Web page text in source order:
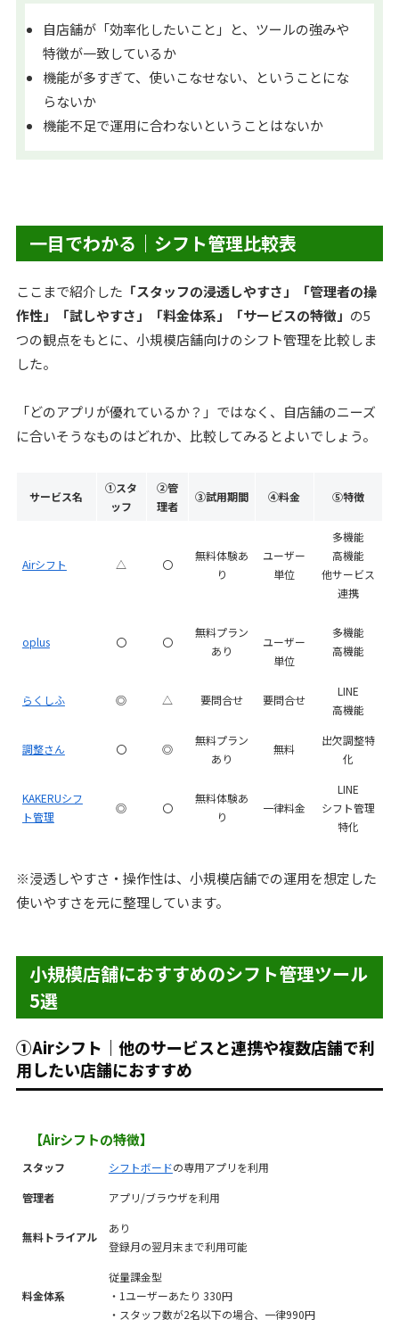
自店舗が「効率化したいこと」と、ツールの強みや
特徴が一致しているか
機能が多すぎて、使いこなせない、ということにな
らないか
機能不足で運用に合わないということはないか
一目でわかる｜シフト管理比較表
ここまで紹介した 「スタッフの浸透しやすさ」「管理者の操
作性」「試しやすさ」「料金体系」「サービスの特徴」 の5
つの観点をもとに、小規模店舗向けのシフト管理を比較しま
した。
「どのアプリが優れているか？」ではなく、自店舗のニーズ
に合いそうなものはどれか、比較してみるとよいでしょう。
サービス名
①スタ
ッフ
②管
理者
③試用期間 ④料金 ⑤特徴
Airシフト △ 〇
無料体験あ
り
ユーザー
単位
多機能
高機能
他サービス
連携
oplus 〇 〇
無料プラン
あり
ユーザー
単位
多機能
高機能
らくしふ ◎ △ 要問合せ 要問合せ
LINE
高機能
調整さん 〇 ◎
無料プラン
あり
無料
出欠調整特
化
KAKERUシフ
ト管理
◎ 〇
無料体験あ
り
一律料金
LINE
シフト管理
特化
※浸透しやすさ・操作性は、小規模店舗での運用を想定した
使いやすさを元に整理しています。
小規模店舗におすすめのシフト管理ツール
5選
①Airシフト｜他のサービスと連携や複数店舗で利
用したい店舗におすすめ
【Airシフトの特徴】
スタッフ シフトボードの専用アプリを利用
管理者
アプリ/ブラウザを利用
無料トライアル
あり
登録月の翌月末まで利用可能
料金体系
従量課金型
・1ユーザーあたり 330円
・スタッフ数が2名以下の場合、一律990円